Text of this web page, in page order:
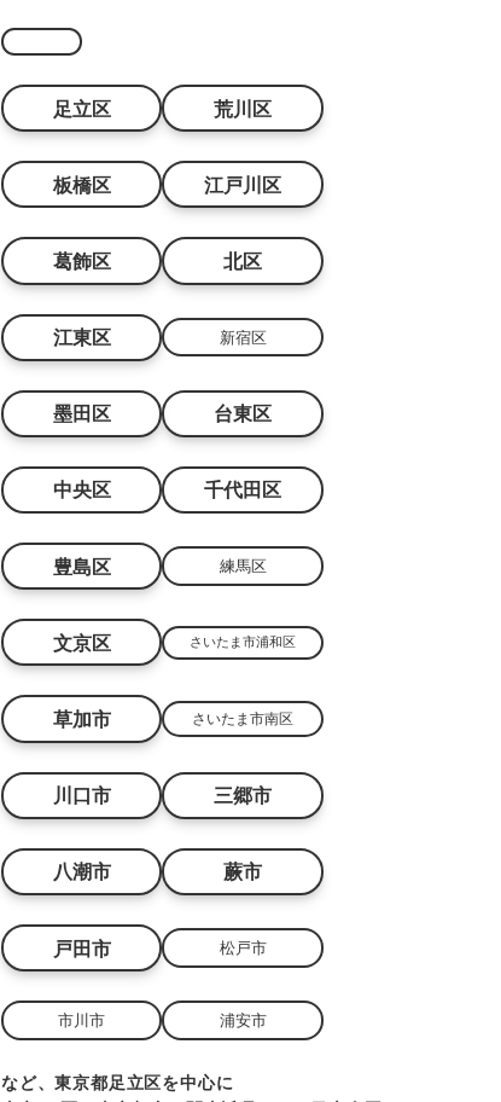
足立区 荒川区
板橋区 江戸川区
葛飾区 北区
江東区 新宿区
墨田区 台東区
中央区 千代田区
豊島区 練馬区
文京区 さいたま市浦和区
草加市 さいたま市南区
川口市 三郷市
八潮市 蕨市
戸田市 松戸市
市川市 浦安市
など、東京都足立区を中心に